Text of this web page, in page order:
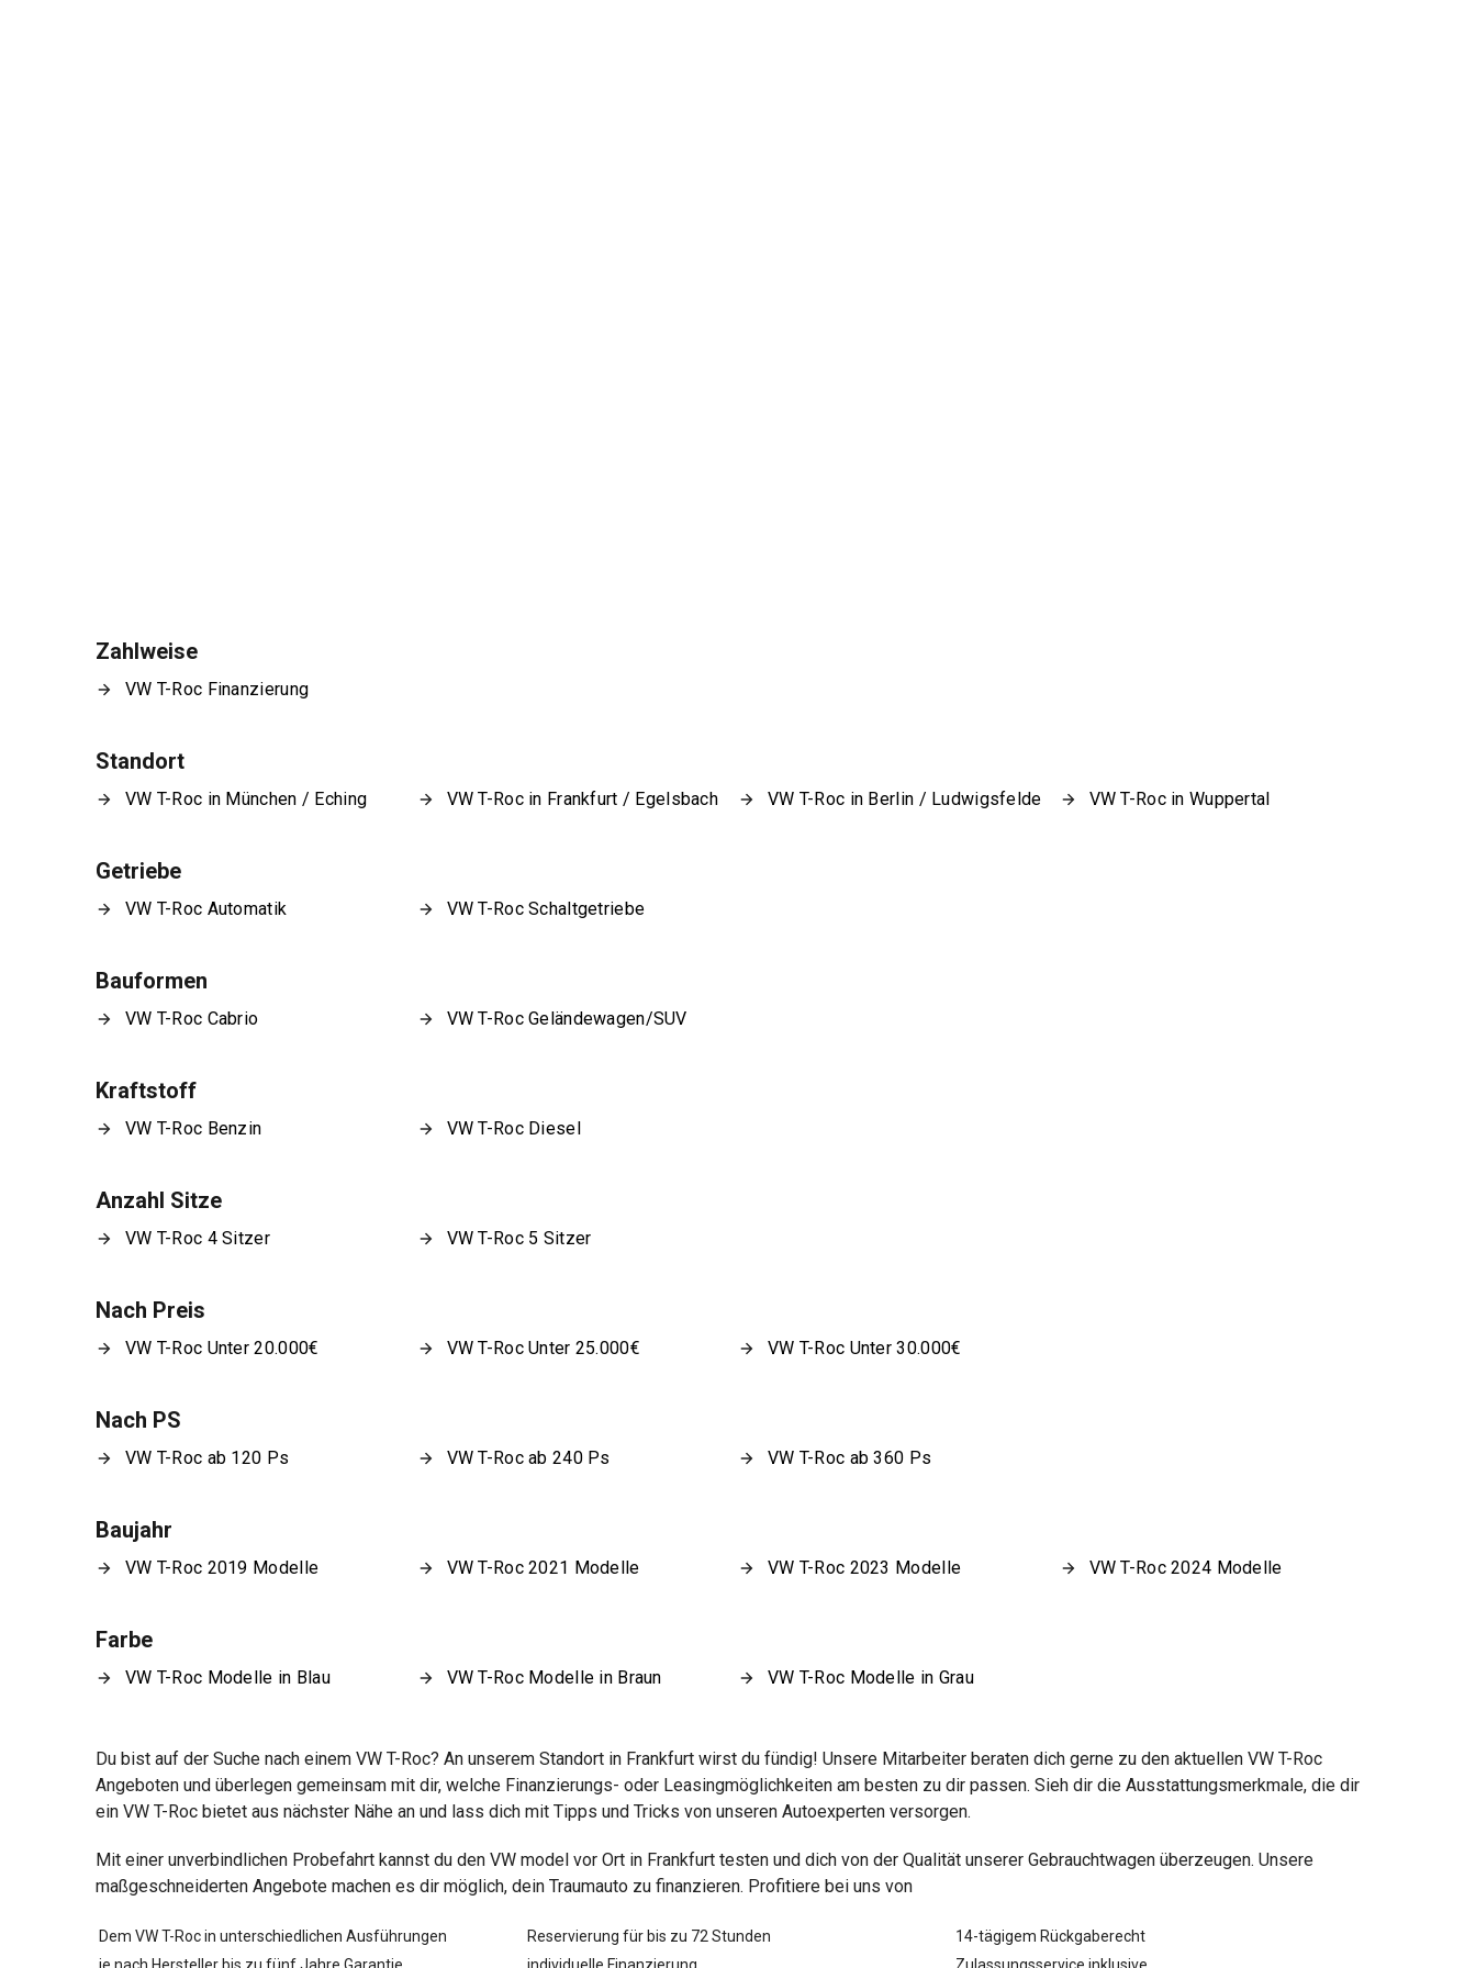
Zahlweise
VW T-Roc Finanzierung
Standort
VW T-Roc in München / Eching VW T-Roc in Frankfurt / Egelsbach VW T-Roc in Berlin / Ludwigsfelde VW T-Roc in Wuppertal
Getriebe
VW T-Roc Automatik VW T-Roc Schaltgetriebe
Bauformen
VW T-Roc Cabrio VW T-Roc Geländewagen/SUV
Kraftstoff
VW T-Roc Benzin VW T-Roc Diesel
Anzahl Sitze
VW T-Roc 4 Sitzer VW T-Roc 5 Sitzer
Nach Preis
VW T-Roc Unter 20.000€ VW T-Roc Unter 25.000€ VW T-Roc Unter 30.000€
Nach PS
VW T-Roc ab 120 Ps VW T-Roc ab 240 Ps VW T-Roc ab 360 Ps
Baujahr
VW T-Roc 2019 Modelle VW T-Roc 2021 Modelle VW T-Roc 2023 Modelle VW T-Roc 2024 Modelle
Farbe
VW T-Roc Modelle in Blau VW T-Roc Modelle in Braun VW T-Roc Modelle in Grau
Du bist auf der Suche nach einem VW T-Roc? An unserem Standort in Frankfurt wirst du fündig! Unsere Mitarbeiter beraten dich gerne zu den aktuellen VW T-Roc
Angeboten und überlegen gemeinsam mit dir, welche Finanzierungs- oder Leasingmöglichkeiten am besten zu dir passen. Sieh dir die Ausstattungsmerkmale, die dir
ein VW T-Roc bietet aus nächster Nähe an und lass dich mit Tipps und Tricks von unseren Autoexperten versorgen.
Mit einer unverbindlichen Probefahrt kannst du den VW model vor Ort in Frankfurt testen und dich von der Qualität unserer Gebrauchtwagen überzeugen. Unsere
maßgeschneiderten Angebote machen es dir möglich, dein Traumauto zu finanzieren. Profitiere bei uns von
Dem VW T-Roc in unterschiedlichen Ausführungen Reservierung für bis zu 72 Stunden
14-tägigem Rückgaberecht